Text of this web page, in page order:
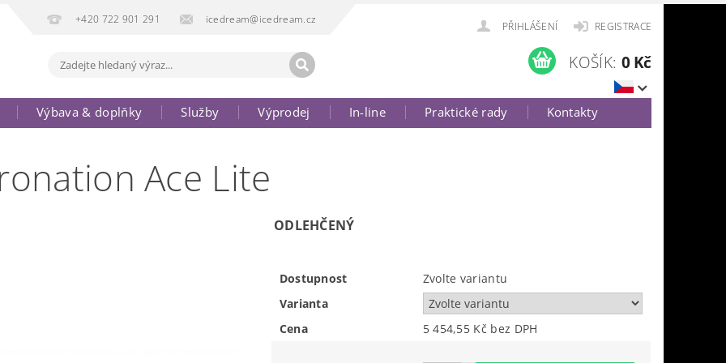
+420 722 901 291 icedream@icedream.cz
PŘIHLÁŠENÍ REGISTRACE
KOŠÍK: 0 Kč
Výbava & doplňky Služby Výprodej In-line Praktické rady
Kontakty
Ace Lite
ODLEHČENÝ
Dostupnost
Zvolte variantu
Varianta
Cena
5 454,55 Kč bez DPH